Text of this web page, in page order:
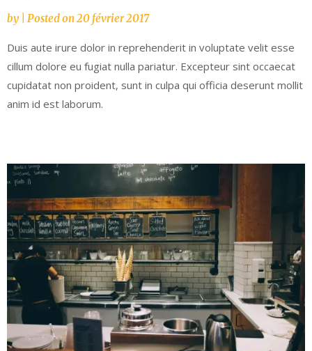
by Posted on20 février 2017
Duis aute irure dolor in reprehenderit in voluptate velit esse
cillum dolore eu fugiat nulla pariatur. Excepteur sint occaecat
cupidatat non proident, sunt in culpa qui officia deserunt mollit
anim id est laborum.